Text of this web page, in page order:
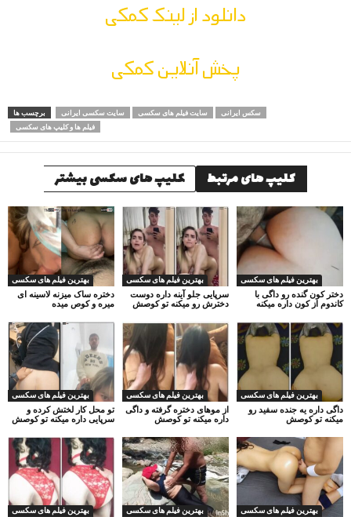
دانلود از لینک کمکی
پخش آنلاین کمکی
برچسب ها سایت سکسی ایرانی سایت فیلم های سکسی
سکس ایرانی
فیلم ها و کلیپ های سکسی
کلیپ های مرتبط کلیپ های سکسی بیشتر
بهترین فیلم های سکسی
دختره ساک میزنه لاسینه ای
میره و کوص میده
بهترین فیلم های سکسی
سرپایی جلو آینه داره دوست
دخترش رو میکنه تو کوصش
بهترین فیلم های سکسی
دختر کون گنده رو داگی با
کاندوم از کون داره میکنه
بهترین فیلم های سکسی
تو محل کار لختش کرده و
سرپایی داره میکنه تو کوصش
بهترین فیلم های سکسی
از موهای دختره گرفته و داگی
داره میکنه تو کوصش
بهترین فیلم های سکسی
داگی داره یه جنده سفید رو
میکنه تو کوصش
بهترین فیلم های سکسی بهترین فیلم های سکسی بهترین فیلم های سکسی